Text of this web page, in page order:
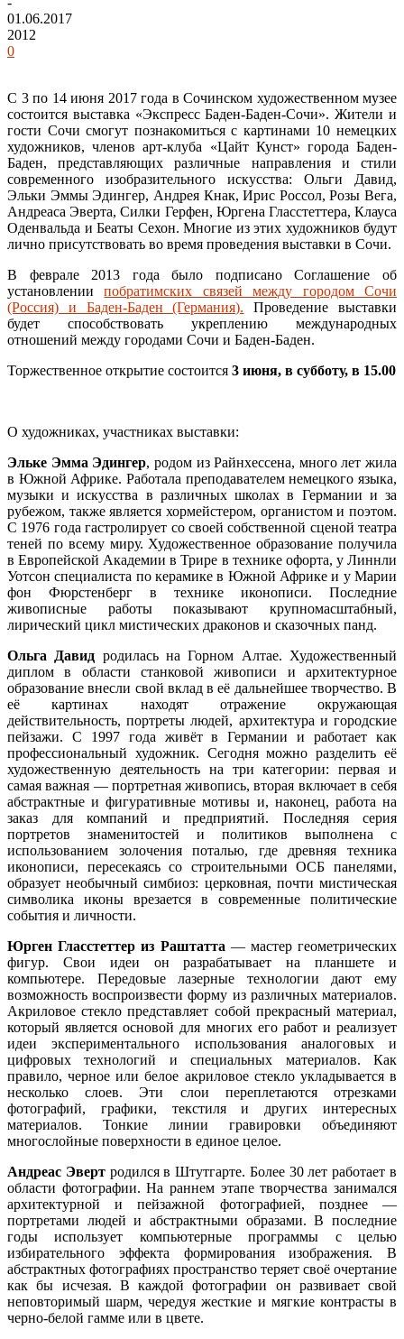
01.06.2017
2012
0
С 3 по 14 июня 2017 года в Сочинском художественном музее
состоится выставка «Экспресс Баден-Баден-Сочи». Жители и
гости Сочи смогут познакомиться с картинами 10 немецких
художников, членов арт-клуба «Цайт Кунст» города Баден-
Баден, представляющих различные направления и стили
современного изобразительного искусства: Ольги Давид,
Эльки Эммы Эдингер, Андрея Кнак, Ирис Россол, Розы Вега,
Андреасa Эвертa, Силки Герфен, Юргена Гласстеттерa, Клаусa
Оденвальдa и Беаты Сехон. Многие из этих художников будут
лично присутствовать во время проведения выставки в Сочи.
В феврале 2013 года было подписано Соглашение об
установлениипобратимских связей между городом Сочи
(Россия) и Баден-Баден (Германия). Проведение выставки
будет способствовать укреплению международных
отношений между городами Сочи и Баден-Баден.
Торжественное открытие состоится 3 июня, в субботу, в 15.00
О художниках, участниках выставки:
Эльке Эмма Эдингер, родом из Райнхессенa, много лет жила
в Южной Африке. Работала преподавателем немецкого языка,
музыки и искусства в различных школах в Германии и за
рубежом, также является хормейстером, органистом и поэтом.
С 1976 года гастролирует со своей собственной сценой театра
теней по всему миру. Художественное образование получила
в Европейской Академии в Трире в технике офорта, у Линнли
Уотсон специалиста по керамике в Южной Африке и у Mарии
фон Фюрстенберг в технике иконописи. Последние
живописные работы показывают крупномасштабный,
лирический цикл мистических драконов и сказочных панд.
Ольга Давид родилась на Горном Алтае. Художественный
диплом в области станковой живописи и архитектурное
образование внесли свой вклад в её дальнейшее творчество. В
её картинах находят отражение окружающая
действительность, портреты людей, архитектура и городскиe
пейзажи. С 1997 года живёт в Германии и работает как
профессиональный художник. Сегодня можно разделить её
художественную деятельность на три категории: первая и
самая важная — портретная живопись, вторая включает в себя
абстрактные и фигуративныe мотивы и, наконец, работа на
заказ для компаний и предприятий. Последняя серия
портретoв знаменитостей и политиков выполнена с
использованием золочения поталью, где древняя техника
иконописи, пересекаясь со строительными ОСБ панелями,
образует необычный симбиоз: церковная, почти мистическая
символика иконы врезается в современные политические
события и личности.
Юрген Гласстеттер из Раштатта — мастер геометрических
фигур. Свои идеи он разрабатывает на планшете и
компьютере. Передовые лазерные технологии дают ему
возможность воспроизвести форму из различных материалов.
Акриловое стекло представляет собой прекрасный материал,
который является основой для многих его работ и реализуeт
идеи экспериментального использования аналоговых и
цифровых технологий и специальных материалов. Как
правило, черное или белое акриловое стекло укладывается в
несколько слоев. Эти слои переплетаются отрезками
фотографий, графики, текстиля и других интересных
материалов. Тонкие линии гравировки объединяют
многослойные поверхности в единое целое.
Андреас Эвертродился в Штутгарте. Более 30 лет работает в
области фотографии. На раннем этапе творчества занимался
архитектурной и пейзажной фотографией, позднее —
портретами людей и абстрактными образами. В последние
годы использует компьютерные программы с целью
избирательного эффекта формирования изображения. В
абстрактных фотографиях пространство теряeт своё очертание
как бы исчезая. В каждой фотографии он развивает свой
неповторимый шарм, чередуя жесткие и мягкие контрасты в
черно-белой гамме или в цвете.